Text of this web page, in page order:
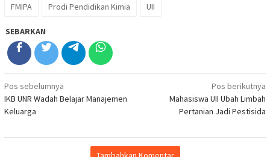
FMIPA Prodi Pendidikan Kimia UII
SEBARKAN
Navigasi
pos
Pos sebelumnya
IKB UNR Wadah Belajar Manajemen
Keluarga
Pos berikutnya
Mahasiswa UII Ubah Limbah
Pertanian Jadi Pestisida